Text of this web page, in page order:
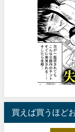
買えば買うほど